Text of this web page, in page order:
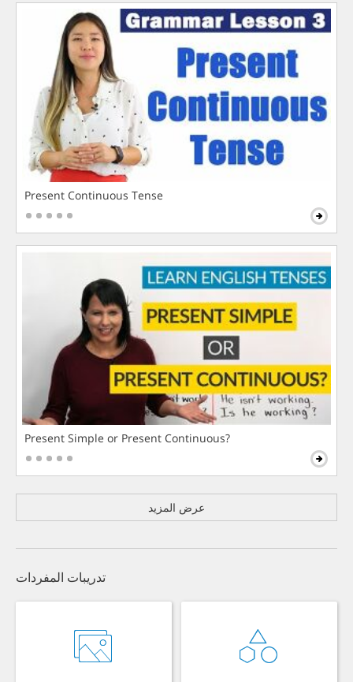
Present Continuous Tense
Present Simple or Present Continuous?
عرض المزيد
تدريبات المفردات